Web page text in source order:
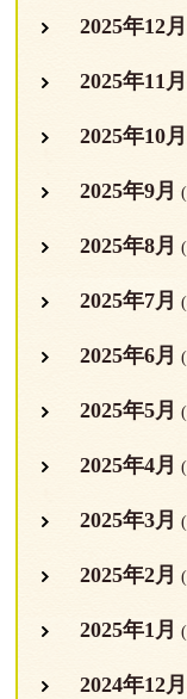
2025年12月
2025年11月
2025年10月
2025年9月
2025年8月
2025年7月
2025年6月
2025年5月
2025年4月
2025年3月
2025年2月
2025年1月
2024年12月